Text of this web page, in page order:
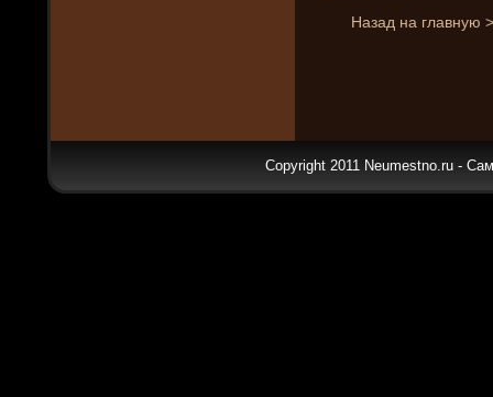
Назад на главную
Copyright 2011 Neumestno.ru -